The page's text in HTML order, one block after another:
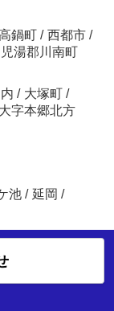
鍋町 / 西都市 /
児湯郡川南町
/ 大塚町 /
大字本郷北方
池 / 延岡 /